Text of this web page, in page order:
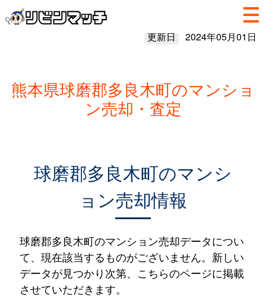
更新日 2024年05月01日
熊本県球磨郡多良木町のマンショ
ン売却・査定
球磨郡多良木町のマンシ
ョン売却情報
球磨郡多良木町のマンション売却データについ
て、現在該当するものがございません。新しい
データが見つかり次第、こちらのページに掲載
させていただきます。